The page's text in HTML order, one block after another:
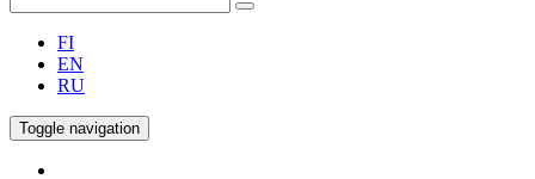
FI
EN
RU
Toggle navigation